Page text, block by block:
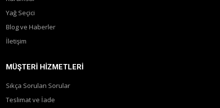
Yağ Seçici
Blog ve Haberler
İletişim
MÜŞTERI HIZMETLERI
Sıkça Sorulan Sorular
Teslimat ve İade